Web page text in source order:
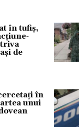
în tufiș,
de
în
unui